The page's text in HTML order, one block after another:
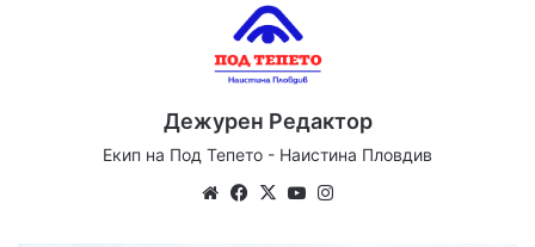
Дежурен Редактор
Екип на Под Тепето - Наистина Пловдив
WebsiteFacebook
X YouTube